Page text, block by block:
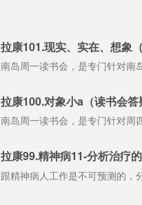
拉康100.对象小a（读书会答